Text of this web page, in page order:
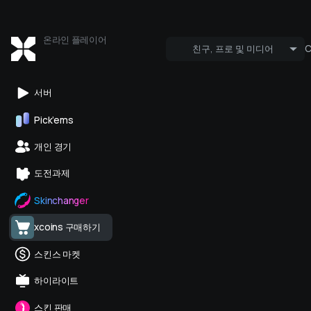
온라인 플레이어
친구, 프로 및 미디어
서버
Pick’ems
개인 경기
도전과제
Skinchanger
xcoins 구매하기
스킨스 마켓
하이라이트
스킨 판매